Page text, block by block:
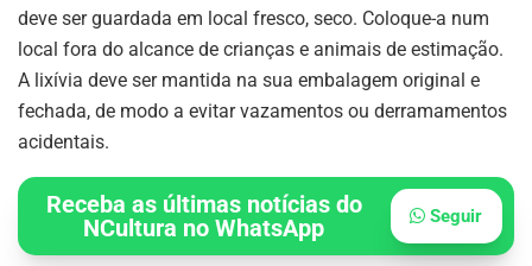
deve ser guardada em local fresco, seco. Coloque-a num
local fora do alcance de crianças e animais de estimação.
A lixívia deve ser mantida na sua embalagem original e
fechada, de modo a evitar vazamentos ou derramamentos
acidentais.
Receba as últimas notícias do
NCultura no WhatsApp
Seguir